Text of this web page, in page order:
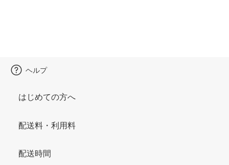
ヘルプ
はじめての方へ
配送料・利用料
配送時間